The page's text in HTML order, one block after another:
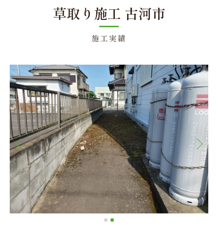
施工実績
草取り施工 古河市